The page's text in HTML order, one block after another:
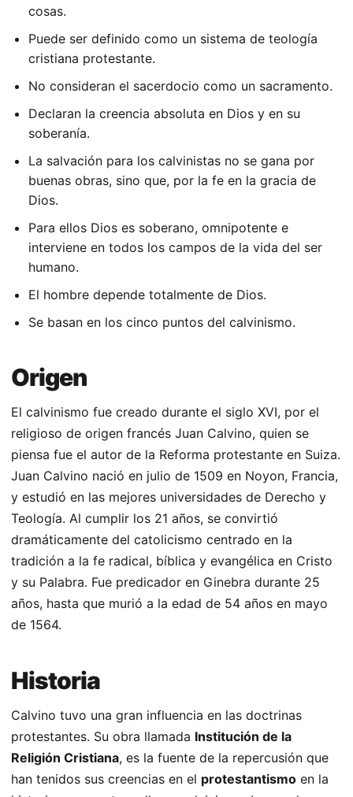
cosas.
Puede ser definido como un sistema de teología
cristiana protestante.
No consideran el sacerdocio como un sacramento.
Declaran la creencia absoluta en Dios y en su
soberanía.
La salvación para los calvinistas no se gana por
buenas obras, sino que, por la fe en la gracia de
Dios.
Para ellos Dios es soberano, omnipotente e
interviene en todos los campos de la vida del ser
humano.
El hombre depende totalmente de Dios.
Se basan en los cinco puntos del calvinismo.
Origen
El calvinismo fue creado durante el siglo XVI, por el
religioso de origen francés Juan Calvino, quien se
piensa fue el autor de la Reforma protestante en Suiza.
Juan Calvino nació en julio de 1509 en Noyon, Francia,
y estudió en las mejores universidades de Derecho y
Teología. Al cumplir los 21 años, se convirtió
dramáticamente del catolicismo centrado en la
tradición a la fe radical, bíblica y evangélica en Cristo
y su Palabra. Fue predicador en Ginebra durante 25
años, hasta que murió a la edad de 54 años en mayo
de 1564.
Historia
Calvino tuvo una gran influencia en las doctrinas
protestantes. Su obra llamada Institución de la
Religión Cristiana, es la fuente de la repercusión que
han tenidos sus creencias en el protestantismo en la